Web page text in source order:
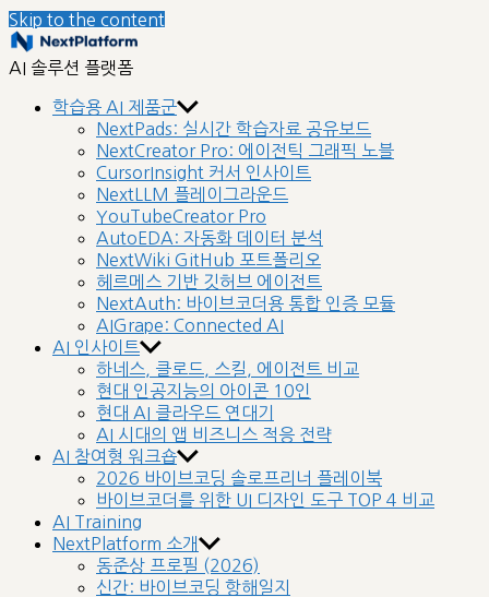
Skip to the content
AI 솔루션 플랫폼
학습용 AI 제품군
NextPads: 실시간 학습자료 공유보드
NextCreator Pro: 에이전틱 그래픽 노블
CursorInsight 커서 인사이트
NextLLM 플레이그라운드
YouTubeCreator Pro
AutoEDA: 자동화 데이터 분석
NextWiki GitHub 포트폴리오
헤르메스 기반 깃허브 에이전트
NextAuth: 바이브코더용 통합 인증 모듈
AIGrape: Connected AI
AI 인사이트
하네스, 클로드, 스킬, 에이전트 비교
현대 인공지능의 아이콘 10인
현대 AI 클라우드 연대기
AI 시대의 앱 비즈니스 적응 전략
AI 참여형 워크숍
2026 바이브코딩 솔로프리너 플레이북
바이브코더를 위한 UI 디자인 도구 TOP 4 비교
AI Training
NextPlatform 소개
동준상 프로필 (2026)
신간: 바이브코딩 항해일지